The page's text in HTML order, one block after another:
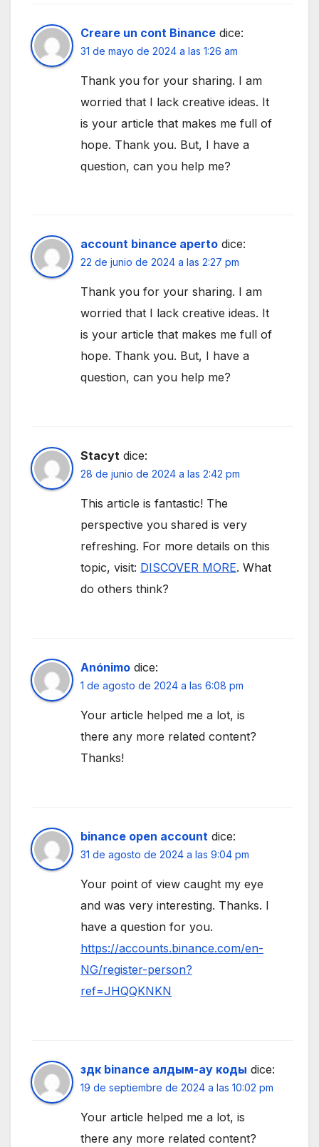
Creare un cont Binance dice:
31 de mayo de 2024 a las 1:26 am
Thank you for your sharing. I am
worried that I lack creative ideas. It
is your article that makes me full of
hope. Thank you. But, I have a
question, can you help me?
account binance aperto dice:
22 de junio de 2024 a las 2:27 pm
Thank you for your sharing. I am
worried that I lack creative ideas. It
is your article that makes me full of
hope. Thank you. But, I have a
question, can you help me?
Stacyt dice:
28 de junio de 2024 a las 2:42 pm
This article is fantastic! The
perspective you shared is very
refreshing. For more details on this
topic, visit: DISCOVER MORE. What
do others think?
Anónimo dice:
1 de agosto de 2024 a las 6:08 pm
Your article helped me a lot, is
there any more related content?
Thanks!
binance open account dice:
31 de agosto de 2024 a las 9:04 pm
Your point of view caught my eye
and was very interesting. Thanks. I
have a question for you.
https://accounts.binance.com/en-
NG/register-person?
ref=JHQQKNKN
здк binance алдым-ау коды dice:
19 de septiembre de 2024 a las 10:02 pm
Your article helped me a lot, is
there any more related content?